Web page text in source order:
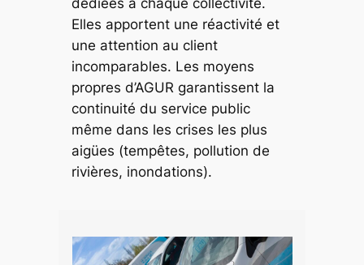
dédiées à chaque collectivité.
Elles apportent une réactivité et
une attention au client
incomparables. Les moyens
propres d’AGUR garantissent la
continuité du service public
même dans les crises les plus
aigües (tempêtes, pollution de
rivières, inondations).